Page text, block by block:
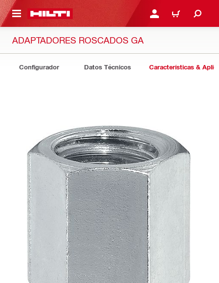
PRINCIPAL INICIE SESIÓN O
CARRITO
ADAPTADORES ROSCADOS GA
Configurador Datos Técnicos Características &